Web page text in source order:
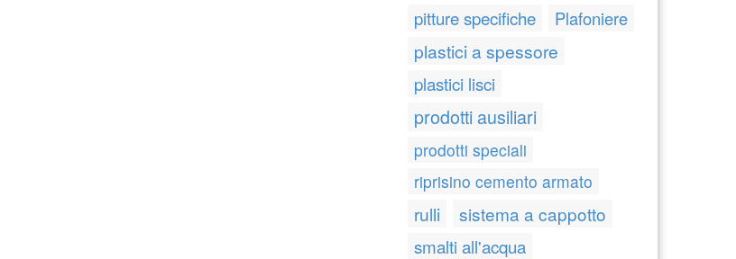
pitture specifiche Plafoniere
plastici a spessore
plastici lisci
prodotti ausiliari
prodotti speciali
riprisino cemento armato
rulli
sistema a cappotto
smalti all'acqua